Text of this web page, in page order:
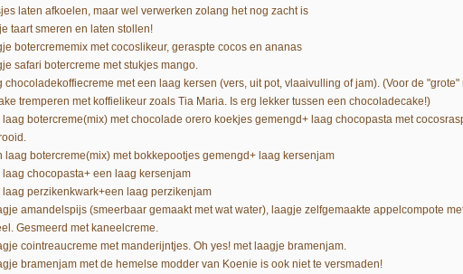
laten afkoelen, maar wel verwerken zolang het nog zacht is
taart smeren en laten stollen!
botercrememix met cocoslikeur, geraspte cocos en ananas
safari botercreme met stukjes mango.
chocoladekoffiecreme met een laag kersen (vers, uit pot, vlaaivulling of jam). (Voor de
tremperen met koffielikeur zoals Tia Maria. Is erg lekker tussen een chocoladecake!)
laag botercreme(mix) met chocolade orero koekjes gemengd+ laag chocopasta met
laag botercreme(mix) met bokkepootjes gemengd+ laag kersenjam
laag chocopasta+ een laag kersenjam
laag perzikenkwark+een laag perzikenjam
amandelspijs (smeerbaar gemaakt met wat water), laagje zelfgemaakte appelcompote
Gesmeerd met kaneelcreme.
cointreaucreme met manderijntjes. Oh yes! met laagje bramenjam.
bramenjam met de hemelse modder van Koenie is ook niet te versmaden!